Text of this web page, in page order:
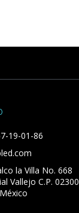
19-01-86
la Villa No. 668
Vallejo C.P. 02300